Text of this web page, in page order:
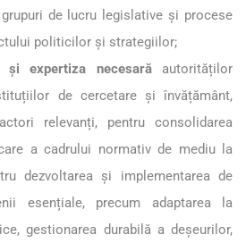
de lucru legislative și procese
politicilor și strategiilor;
expertiza necesarăautorităților
de cercetare și învățământ,
relevanți, pentru consolidarea
a cadrului normativ de mediu la
dezvoltarea și implementarea de
esențiale, precum adaptarea la
gestionarea durabilă a deșeurilor,